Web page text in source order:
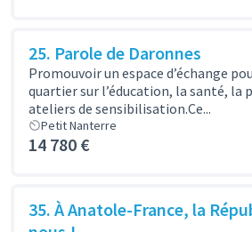
25. Parole de Daronnes
Promouvoir un espace d’échange
quartier sur l’éducation, la santé, la
ateliers de sensibilisation.Ce...
Petit Nanterre
14 780 €
35. À Anatole-France, la